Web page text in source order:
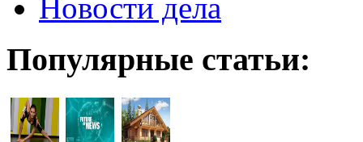
Новости дела
Популярные статьи: